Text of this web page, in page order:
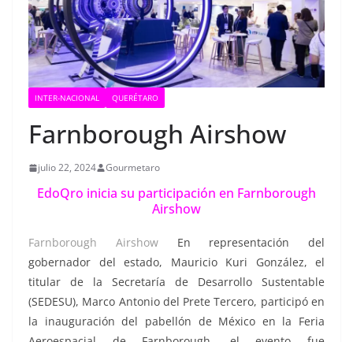
INTER-NACIONAL QUERÉTARO
Farnborough Airshow
julio 22, 2024 Gourmetaro
EdoQro inicia su participación en Farnborough
Airshow
Farnborough AirshowEn representación del
gobernador del estado, Mauricio Kuri González, el
titular de la Secretaría de Desarrollo Sustentable
(SEDESU), Marco Antonio del Prete Tercero, participó en
la inauguración del pabellón de México en la Feria